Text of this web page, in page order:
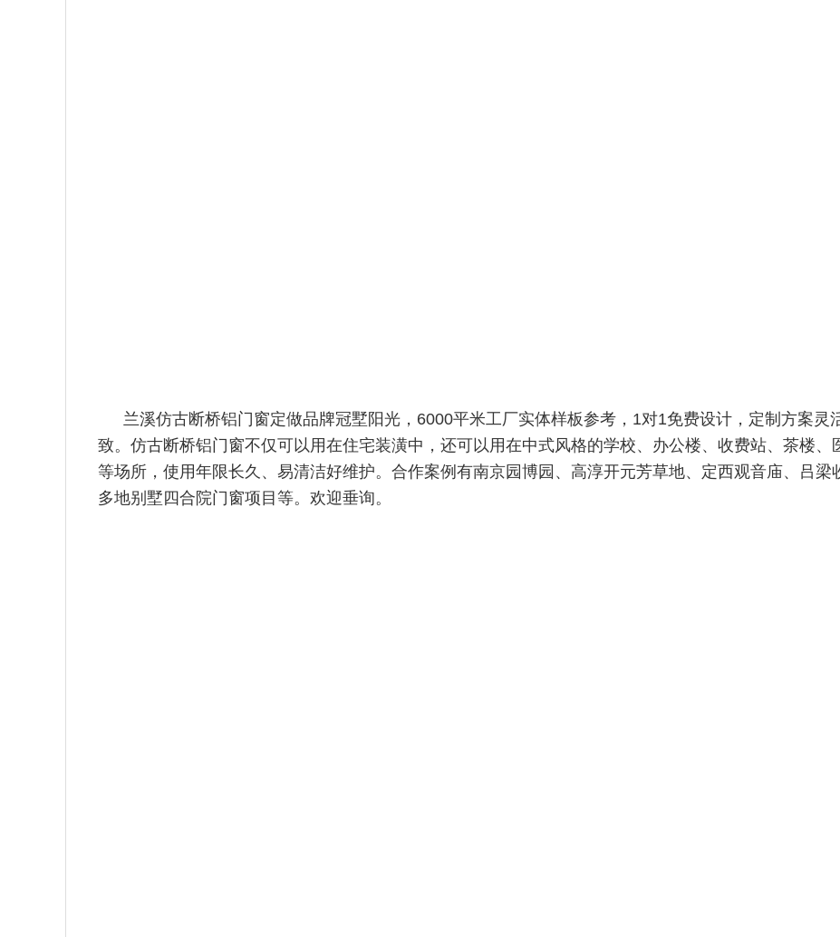
兰溪仿古断桥铝门窗定做品牌冠墅阳光，6000平米工厂实体样板参考，1对1免费设计，定制方案灵
致。仿古断桥铝门窗不仅可以用在住宅装潢中，还可以用在中式风格的学校、办公楼、收费站、茶楼、
等场所，使用年限长久、易清洁好维护。合作案例有南京园博园、高淳开元芳草地、定西观音庙、吕梁
多地别墅四合院门窗项目等。欢迎垂询。